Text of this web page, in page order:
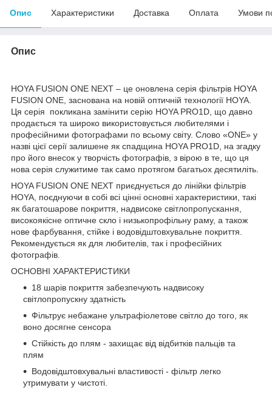
Опис Характеристики Доставка Оплата Умови
Опис
HOYA FUSION ONE NEXT – це оновлена серія фільтрів HOYA
FUSION ONE, заснована на новій оптичній технології HOYA.
Ця серія покликана замінити серію HOYA PRO1D, що давно
продається та широко використовується любителями і
професійними фотографами по всьому світу. Слово «ONE» у
назві цієї серії залишене як спадщина HOYA PRO1D, на згадку
про його внесок у творчість фотографів, з вірою в те, що ця
нова серія служитиме так само протягом багатьох десятиліть.
HOYA FUSION ONE NEXT приєднується до лінійки фільтрів
HOYA, поєднуючи в собі всі цінні основні характеристики, такі
як багатошарове покриття, надвисоке світлопропускання,
високоякісне оптичне скло і низькопрофільну раму, а також
нове фарбування, стійке і водовідштовхувальне покриття.
Рекомендується як для любителів, так і професійних
фотографів.
ОСНОВНІ ХАРАКТЕРИСТИКИ
18 шарів покриття забезпечують надвисоку
світлопропускну здатність
Фільтрує небажане ультрафіолетове світло до того, як
воно досягне сенсора
Стійкість до плям - захищає від відбитків пальців та
плям
Водовідштовхувальні властивості - фільтр легко
утримувати у чистоті.